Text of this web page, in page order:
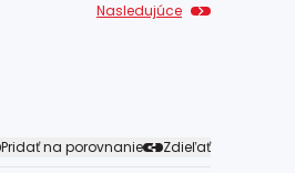
Nasledujúce
Pridať na porovnanie Zdieľať